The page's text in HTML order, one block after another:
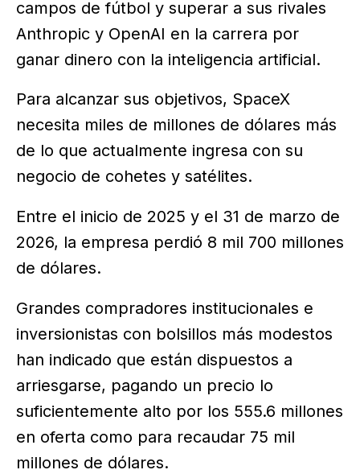
campos de fútbol y superar a sus rivales
Anthropic y OpenAI en la carrera por
ganar dinero con la inteligencia artificial.
Para alcanzar sus objetivos, SpaceX
necesita miles de millones de dólares más
de lo que actualmente ingresa con su
negocio de cohetes y satélites.
Entre el inicio de 2025 y el 31 de marzo de
2026, la empresa perdió 8 mil 700 millones
de dólares.
Grandes compradores institucionales e
inversionistas con bolsillos más modestos
han indicado que están dispuestos a
arriesgarse, pagando un precio lo
suficientemente alto por los 555.6 millones
en oferta como para recaudar 75 mil
millones de dólares.